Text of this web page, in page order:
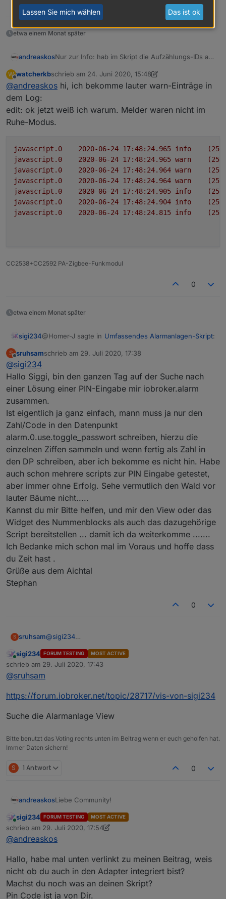
1
etwa einem Monat später
andreaskosNur zur Info: hab im Skript die Aufzählungs-IDs auf
auszuschalten:
alarmanlage_aussenhaut
alarmanlage_innenraum
LG Andreas
W
Offline
watcherkbschrieb am 24. Juni 2020, 15:48
zuletzt editiert von watcherkb
@andreaskos hi, ich bekomme lauter warn-Einträge in
dem Log:
edit: ok jetzt weiß ich warum. Melder waren nicht im
Ruhe-Modus.
javascript.0 info
javascript.0
warn
javascript.0
warn
javascript.0
warn
javascript.0
info
javascript.0
info
javascript.0
info
CC2538+CC2592 PA-Zigbee-Funkmodul
0
etwa einem Monat später
sigi234@Homer-J sagte in Umfassendes Alarmanlagen-Skript:
Jupp läuft
S
Offline
sruhsamschrieb am 29. Juli 2020, 17:38
zuletzt editiert von
@sigi234
Hallo Siggi, bin den ganzen Tag auf der Suche nach
einer Lösung einer PIN-Eingabe mir iobroker.alarm
zusammen.
Ist eigentlich ja ganz einfach, mann muss ja nur den
Zahl/Code in den Datenpunkt
alarm.0.use.toggle_passwort schreiben, hierzu die
einzelnen Ziffen sammeln und wenn fertig als Zahl in
den DP schreiben, aber ich bekomme es nicht hin. Habe
auch schon mehrere scripts zur PIN Eingabe getestet,
aber immer ohne Erfolg. Sehe vermutlich den Wald vor
lauter Bäume nicht.....
Kannst du mir Bitte helfen, und mir den View oder das
Widget des Nummenblocks als auch das dazugehörige
Script bereitstellen ... damit ich da weiterkomme .......
Ich Bedanke mich schon mal im Voraus und hoffe dass
du Zeit hast .
Grüße aus dem Aichtal
Stephan
0
S sruhsam@sigi234
einer Lösung einer PIN-Eingabe mir iobroker.alarm
zusammen.
alarm.0.use.toggle_passwort schreiben, hierzu die
den DP schreiben, aber ich bekomme es nicht hin.
Habe auch schon mehrere scripts zur PIN Eingabe
den Wald vor lauter Bäume nicht.....
Kannst du mir Bitte helfen, und mir den View oder
dazugehörige Script bereitstellen ... damit ich da
dass du Zeit hast .
Stephan
Online
sigi234 FORUM TESTING MOST ACTIVE
schrieb am 29. Juli 2020, 17:43
zuletzt editiert von
@sruhsam
https://forum.iobroker.net/topic/28717/vis-von-sigi234
Suche die Alarmanlage View
Bitte benutzt das Voting rechts unten im Beitrag wenn er euch geholfen hat.
Immer Daten sichern!
S 1 Antwort 0
andreaskosLiebe Community!
Kurzfassung
Hier stelle ich ein Skript für eine Alarmanlage vor.
Einfach die Einstellungen im Skript anpassen und
javascript.0.Alarmanlage ) steuern.
LG Andreas
Langfassung
Vorgeschichte
Online
sigi234 FORUM TESTING MOST ACTIVE
schrieb am 29. Juli 2020, 17:54
zuletzt editiert von sigi234
@andreaskos
Hallo, habe mal unten verlinkt zu meinen Beitrag, weis
nicht ob du auch in den Adapter integriert bist?
Machst du noch was an deinen Skript?
Pin Code ist ja von Dir.
Lassen Sie mich wählen Das ist ok